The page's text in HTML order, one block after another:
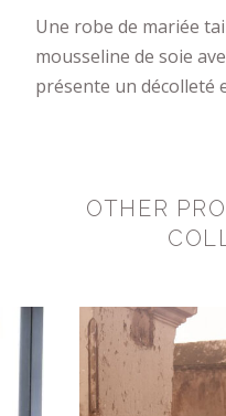
Une robe de mariée
mousseline de soie
présente un décolleté
OTHER